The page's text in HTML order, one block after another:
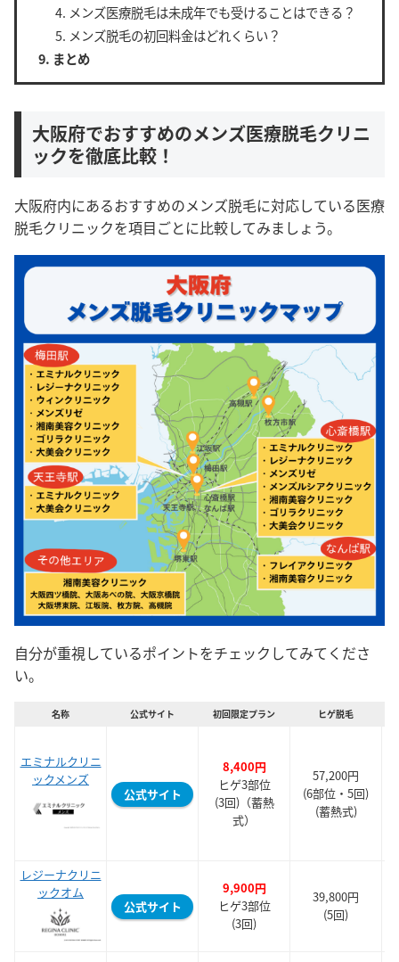
メンズ医療脱毛は未成年でも受けることはできる？
メンズ脱毛の初回料金はどれくらい？
まとめ
大阪府でおすすめのメンズ医療脱毛クリニ
ックを徹底比較！
大阪府内にあるおすすめのメンズ脱毛に対応している医療
脱毛クリニックを項目ごとに比較してみましょう。
自分が重視しているポイントをチェックしてみてくださ
い。
名称 公式サイト 初回限定プラン ヒゲ脱毛
エミナルクリニ
ックメンズ
公式サイト
8,400円
ヒゲ3部位
(3回)（蓄熱
式）
57,200円
(6部位・5回)
(蓄熱式)
レジーナクリニ
ックオム
公式サイト
9,900円
ヒゲ3部位
(3回)
39,800円
(5回)